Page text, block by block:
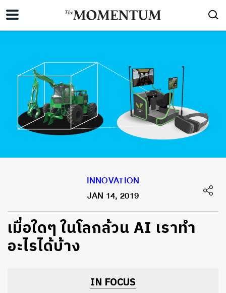
INNOVATION
JAN 14, 2019
เมื่อใดๆ ในโลกล้วน AI เราทำ
อะไรได้บ้าง
IN FOCUS